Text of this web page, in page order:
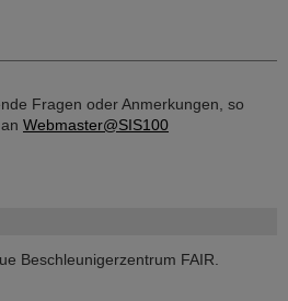
Beschleunigerzentrum FAIR.
Fragen oder Anmerkungen, so
Webmaster@SIS100